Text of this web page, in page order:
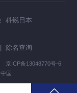
科锐日本
| 除名查询
京ICP备13048770号-6
国